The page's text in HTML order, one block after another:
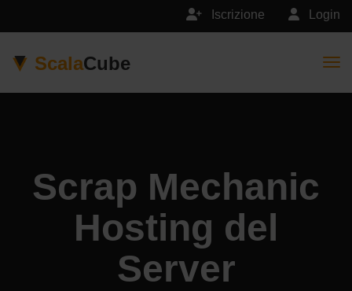
Login
Iscrizione
ScalaCube
Scrap Mechanic
Hosting del
Server